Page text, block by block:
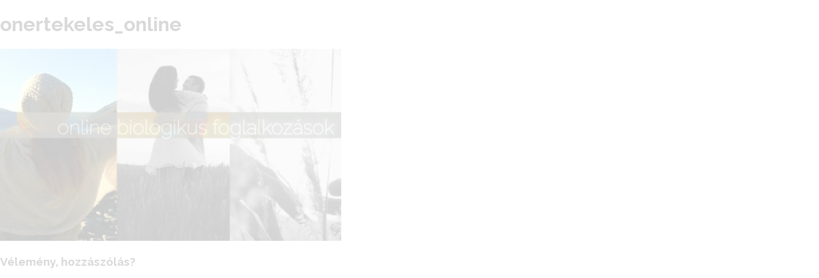
onertekeles_online
Vélemény, hozzászólás?